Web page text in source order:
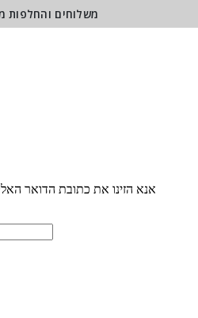
אנא הזינו את כתובת הדואר
משלוחים והחלפות